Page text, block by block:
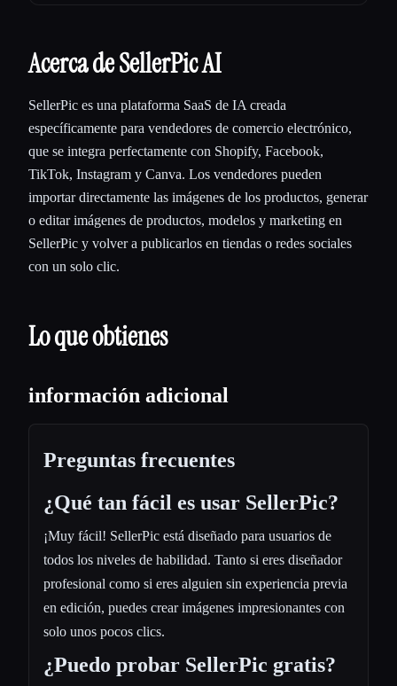
Acerca de SellerPic AI
SellerPic es una plataforma SaaS de IA creada
específicamente para vendedores de comercio electrónico,
que se integra perfectamente con Shopify, Facebook,
TikTok, Instagram y Canva. Los vendedores pueden
importar directamente las imágenes de los productos, generar
o editar imágenes de productos, modelos y marketing en
SellerPic y volver a publicarlos en tiendas o redes sociales
con un solo clic.
Lo que obtienes
información adicional
Preguntas frecuentes
¿Qué tan fácil es usar SellerPic?
¡Muy fácil! SellerPic está diseñado para usuarios de
todos los niveles de habilidad. Tanto si eres diseñador
profesional como si eres alguien sin experiencia previa
en edición, puedes crear imágenes impresionantes con
solo unos pocos clics.
¿Puedo probar SellerPic gratis?